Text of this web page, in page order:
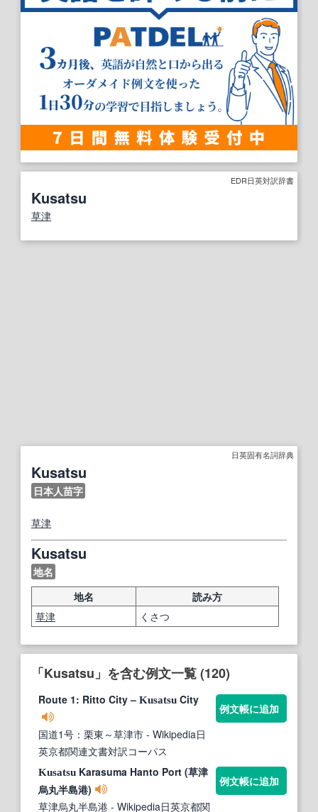
EDR日英対訳辞書
Kusatsu
草津
日英固有名詞辞典
Kusatsu
日本人苗字
草津
Kusatsu
地名
地名
読み方
草津
くさつ
「Kusatsu」を含む例文一覧 (120)
Route 1: Ritto City – Kusatsu City
国道1号：栗東～草津市 - Wikipedia日
英京都関連文書対訳コーパス
例文帳に追加
Kusatsu Karasuma Hanto Port (草津
烏丸半島港)
草津烏丸半島港 - Wikipedia日英京都関
例文帳に追加